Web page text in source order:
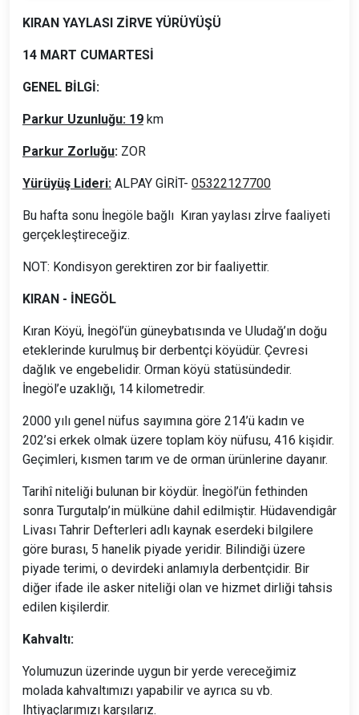
KIRAN YAYLASI ZİRVE YÜRÜYÜŞÜ
14 MART CUMARTESİ
GENEL BİLGİ:
Parkur Uzunluğu: 19 km
Parkur Zorluğu: ZOR
Yürüyüş Lideri: ALPAY GİRİT- 05322127700
Bu hafta sonu İnegöle bağlı Kıran yaylası zİrve faaliyeti
gerçekleştireceğiz.
NOT: Kondisyon gerektiren zor bir faaliyettir.
KIRAN - İNEGÖL
Kıran Köyü, İnegöl’ün güneybatısında ve Uludağ’ın doğu
eteklerinde kurulmuş bir derbentçi köyüdür. Çevresi
dağlık ve engebelidir. Orman köyü statüsündedir.
İnegöl’e uzaklığı, 14 kilometredir.
2000 yılı genel nüfus sayımına göre 214’ü kadın ve
202’si erkek olmak üzere toplam köy nüfusu, 416 kişidir.
Geçimleri, kısmen tarım ve de orman ürünlerine dayanır.
Tarihî niteliği bulunan bir köydür. İnegöl’ün fethinden
sonra Turgutalp’in mülküne dahil edilmiştir. Hüdavendigâr
Livası Tahrir Defterleri adlı kaynak eserdeki bilgilere
göre burası, 5 hanelik piyade yeridir. Bilindiği üzere
piyade terimi, o devirdeki anlamıyla derbentçidir. Bir
diğer ifade ile asker niteliği olan ve hizmet dirliği tahsis
edilen kişilerdir.
Kahvaltı:
Yolumuzun üzerinde uygun bir yerde vereceğimiz
molada kahvaltımızı yapabilir ve ayrıca su vb.
Ihtiyaçlarımızı karşılarız.